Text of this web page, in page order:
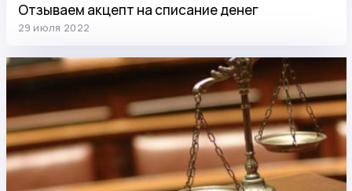
Отзываем акцепт на списание денег
29 июля 2022